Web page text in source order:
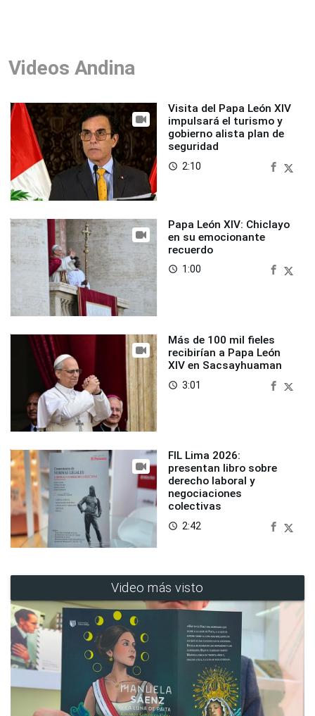
Videos Andina
Visita del Papa León XIV
impulsará el turismo y
gobierno alista plan de
seguridad
access_time 2:10
Papa León XIV: Chiclayo
en su emocionante
recuerdo
access_time 1:00
Más de 100 mil fieles
recibirían a Papa León
XIV en Sacsayhuaman
access_time 3:01
FIL Lima 2026:
presentan libro sobre
derecho laboral y
negociaciones
colectivas
access_time 2:42
Video más visto